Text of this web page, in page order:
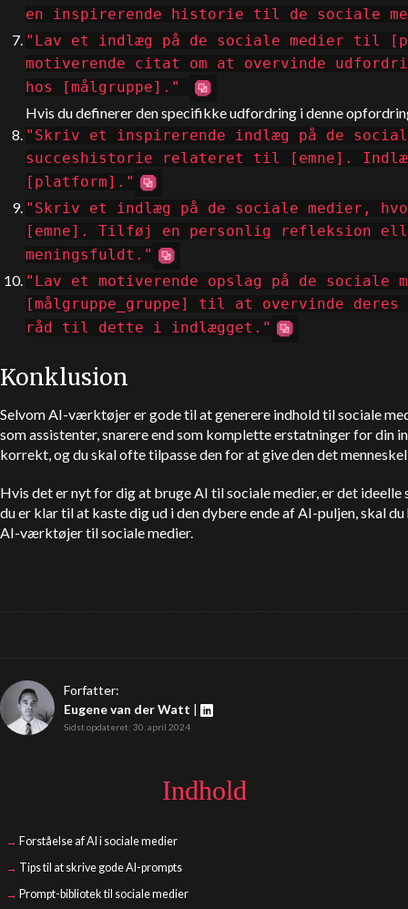
en inspirerende historie til de sociale
"Lav et indlæg på de sociale medier til
motiverende citat om at overvinde
hos [målgruppe]."
Hvis du definerer den specifikke udfordring i denne
"Skriv et inspirerende indlæg på de
succeshistorie relateret til [emne].
[platform]."
"Skriv et indlæg på de sociale medier,
[emne]. Tilføj en personlig refleksion
meningsfuldt."
"Lav et motiverende opslag på de sociale
[målgruppe_gruppe] til at overvinde
råd til dette i indlægget."
Konklusion
Selvom AI-værktøjer er gode til at generere indhold til sociale
som assistenter, snarere end som komplette erstatninger for din
korrekt, og du skal ofte tilpasse den for at give den det
Hvis det er nyt for dig at bruge AI til sociale medier, er det
du er klar til at kaste dig ud i den dybere ende af AI-puljen, skal
AI-værktøjer til sociale medier.
Forfatter:
Eugene van der Watt |
Sidst opdateret: 30. april 2024
Indhold
Forståelse af AI i sociale medier
Tips til at skrive gode AI-prompts
Prompt-bibliotek til sociale medier